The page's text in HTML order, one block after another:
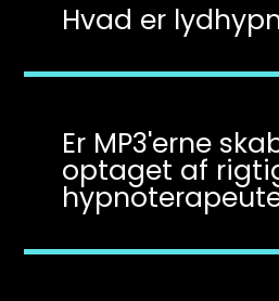
Hvad er
Er MP3'erne
optaget af